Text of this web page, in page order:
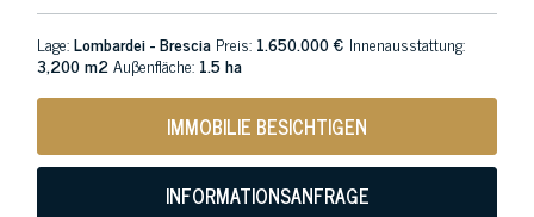
Lage:Lombardei - Brescia Preis: 1.650.000 € Innenausstattung:
3,200 m2Auβenfläche: 1.5 ha
IMMOBILIE BESICHTIGEN
INFORMATIONSANFRAGE